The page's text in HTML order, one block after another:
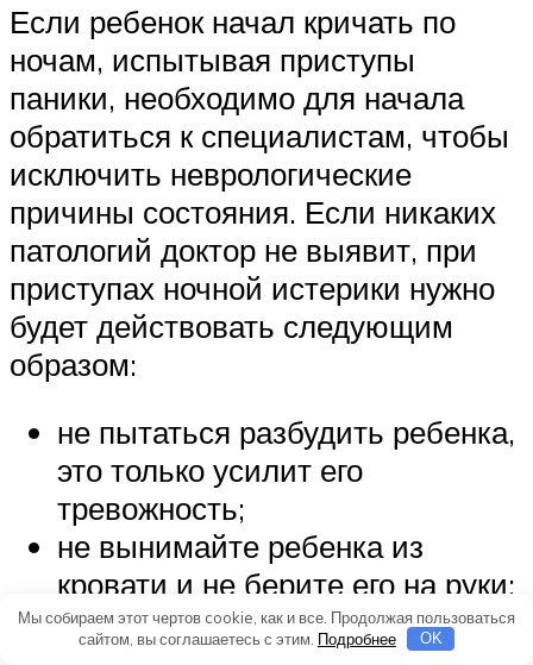
Если ребенок начал кричать по
ночам, испытывая приступы
паники, необходимо для начала
обратиться к специалистам, чтобы
исключить неврологические
причины состояния. Если никаких
патологий доктор не выявит, при
приступах ночной истерики нужно
будет действовать следующим
образом:
не пытаться разбудить ребенка,
это только усилит его
тревожность;
не вынимайте ребенка из
кровати и не берите его на руки;
сядьте рядом, тихо
Мы собираем этот чертов cookie, как и все. Продолжая пользоваться
сайтом, вы соглашаетесь с этим. Подробнее OK